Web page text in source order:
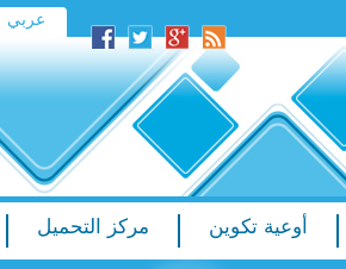
عربي
أوعية تكوين مركز التحميل